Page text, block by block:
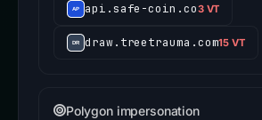
api.safe-coin.co3 VT
draw.treetrauma.com15 VT
Polygon impersonation